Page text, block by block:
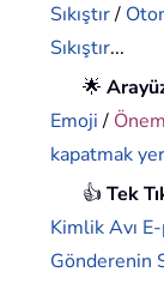
Sıkıştır/
Sıkıştır...
🌟
Emoji/
kapatmak
👍Tek
Kimlik Avı
Gönderenin